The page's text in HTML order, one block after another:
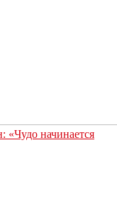
«Чудо начинается